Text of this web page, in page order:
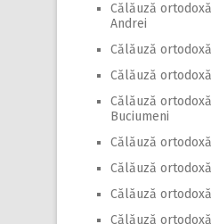
Călăuză
Andrei
Călăuză
Călăuză
Călăuză
Buciumeni
Călăuză
Călăuză
Călăuză
Călăuză